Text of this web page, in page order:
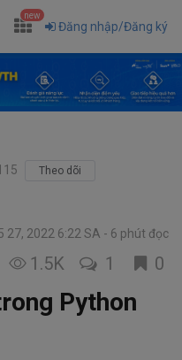
new
Đăng nhập/Đăng ký
Theo dõi
27, 2022 6:22 SA 6 phút đọc
1.5K 1 0
Python